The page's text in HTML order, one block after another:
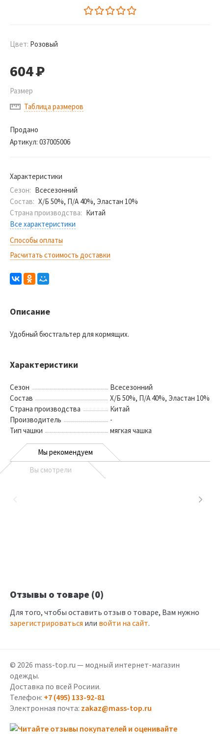
Цвет: Розовый
604Р
Размер
Таблица размеров
Продано
Артикул: 037005006
Характеристики
Сезон: Всесезонний
Состав: Х/Б 50%, П/А 40%, Эластан 10%
Страна производства: Китай
Все характеристики
Способы оплаты
Расчитать стоимость доставки
Описание
Удобный бюстгальтер для кормящих.
Характеристики
Сезон
Всесезонний
Состав
Х/Б 50%, П/А 40%, Эластан 10%
Страна производства
Китай
Производитель
-
Тип чашки
мягкая чашка
Мы рекомендуем
Вы смотрели
Отзывы о товаре (0)
Для того, чтобы оставить отзыв о товаре, Вам нужно
зарегистрироваться или войти на сайт.
© 2026 mass-top.ru — модный интернет-магазин
одежды.
Доставка по всей Росиии.
Телефон: +7 (495) 133-92-81
Электронная почта: zakaz@mass-top.ru